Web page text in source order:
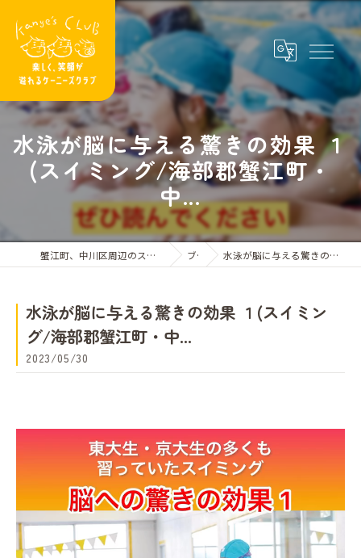
水泳が脳に与える驚きの効果 １
(スイミング/海部郡蟹江町・
中...
蟹江町、中川区周辺のスイミングスクールならケーニーズクラブ ブログ 水泳が脳に与える驚きの効果 １(スイミング/海部郡蟹江町・中...
水泳が脳に与える驚きの効果 １(スイミン
グ/海部郡蟹江町・中...
2023/05/30